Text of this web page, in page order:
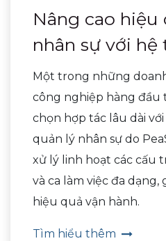
Nâng cao
nhân sự với hệ
Một trong những
công nghiệp hàng đầu
chọn hợp tác lâu dài với
quản lý nhân sự do
xử lý linh hoạt các cấu
và ca làm việc đa dạng,
hiệu quả vận hành.
Tìm hiểu thêm